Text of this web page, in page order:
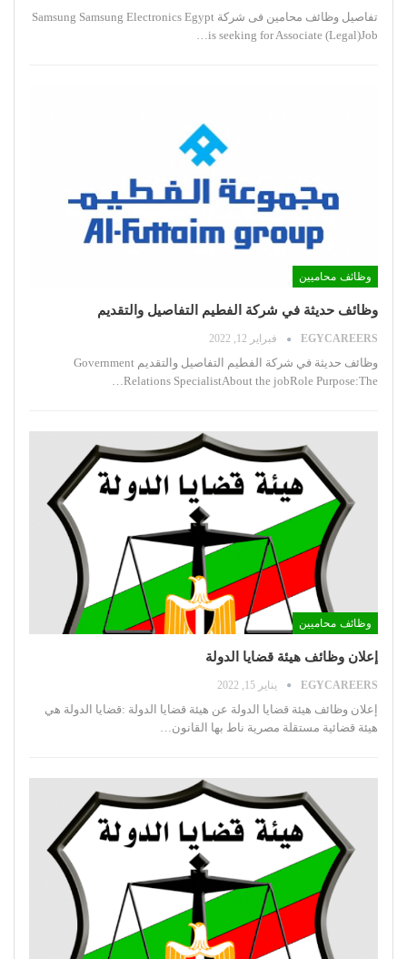
تفاصيل وظائف محامين فى شركة Samsung Samsung Electronics Egypt
is seeking for Associate (Legal)Job
وظائف محاميين
وظائف حديثة في شركة الفطيم التفاصيل والتقديم
EGYCAREERS فبراير 12, 2022
وظائف حديثة في شركة الفطيم التفاصيل والتقديم Government
Relations SpecialistAbout the jobRole Purpose:The
…
وظائف محاميين
إعلان وظائف هيئة قضايا الدولة
EGYCAREERS يناير 15, 2022
إعلان وظائف هيئة قضايا الدولة عن هيئة قضايا الدولة :قضايا الدولة هي
هيئة قضائية مستقلة مصرية ناط بها القانون…